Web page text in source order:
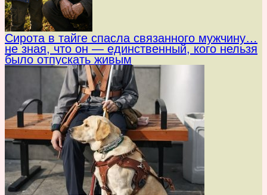
Сирота в тайге спасла связанного мужчину…
не зная, что он — единственный, кого нельзя
было отпускать живым